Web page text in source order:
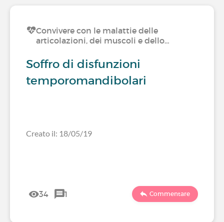
Convivere con le malattie delle
articolazioni, dei muscoli e dello…
Soffro di disfunzioni
temporomandibolari
Creato il: 18/05/19
34 1 Commentare